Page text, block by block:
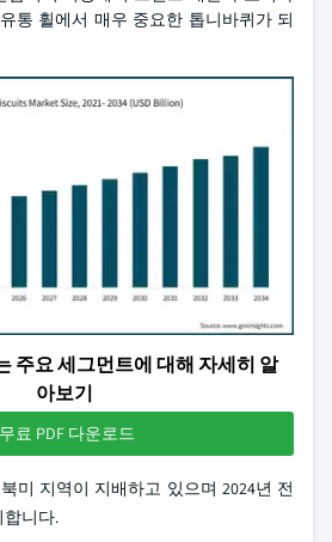
통 휠에서 매우 중요한 톱니바퀴가 되
주요 세그먼트에 대해 자세히 알
아보기
무료 PDF 다운로드
미 지역이 지배하고 있으며 2024년 전
합니다.